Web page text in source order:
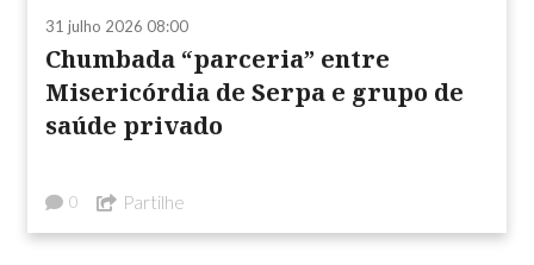
31 julho 2026 08:00
Chumbada “parceria” entre
Misericórdia de Serpa e grupo de
saúde privado
0 Partilhe